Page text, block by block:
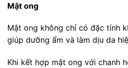
Mật ong
Mật ong không chỉ có đặc tính
giúp dưỡng ẩm và làm dịu da
Khi kết hợp mật ong với chanh